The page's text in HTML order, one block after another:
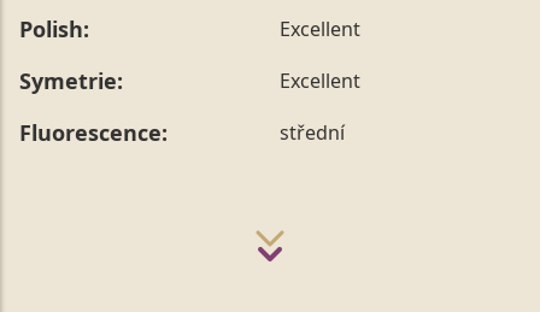
Polish: Excellent
Symetrie: Excellent
Fluorescence: střední